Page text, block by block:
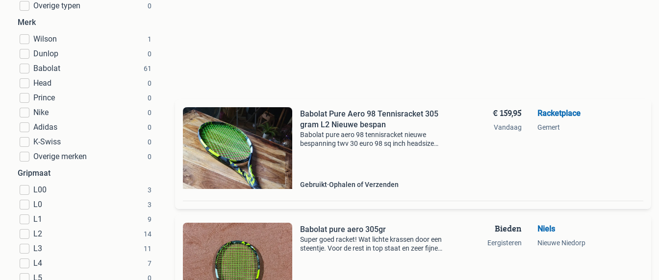
Overige typen 0
Merk
Wilson
1
Dunlop 0
Babolat 61
Head 0
Prince 0
Nike 0
Adidas 0
K-Swiss 0
Overige merken 0
Gripmaat
L00
3
L0 3
L1 9
L2 14
L3 11
L4 7
L5 0
Babolat Pure Aero 98 Tennisracket 305
gram L2 Nieuwe bespan
Babolat pure aero 98 tennisracket nieuwe
bespanning twv 30 euro 98 sq inch headsize
Gebruikt Ophalen of Verzenden
€ 159,95
Vandaag
Racketplace
Gemert
Babolat pure aero 305gr
Super goed racket! Wat lichte krassen door een
steentje. Voor de rest in top staat en zeer fijne
Bieden
Eergisteren
Niels
Nieuwe Niedorp